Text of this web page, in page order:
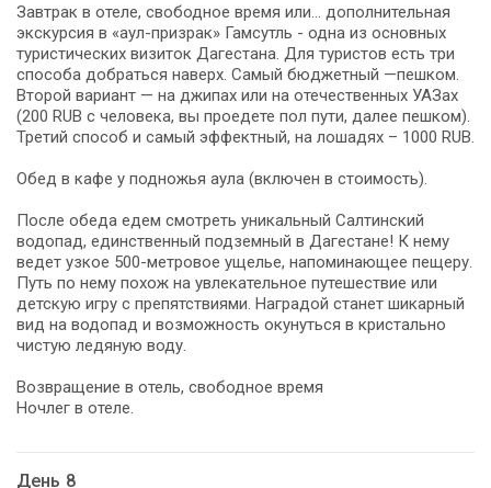
Завтрак в отеле, свободное время или... дополнительная
экскурсия в «аул-призрак» Гамсутль - одна из основных
туристических визиток Дагестана. Для туристов есть три
способа добраться наверх. Самый бюджетный —пешком.
Второй вариант — на джипах или на отечественных УАЗах
(200 RUB с человека, вы проедете пол пути, далее пешком).
Третий способ и самый эффектный, на лошадях – 1000 RUB.
Обед в кафе у подножья аула (включен в стоимость).
После обеда едем смотреть уникальный Салтинский
водопад, единственный подземный в Дагестане! К нему
ведет узкое 500-метровое ущелье, напоминающее пещеру.
Путь по нему похож на увлекательное путешествие или
детскую игру с препятствиями. Наградой станет шикарный
вид на водопад и возможность окунуться в кристально
чистую ледяную воду.
Возвращение в отель, свободное время
Ночлег в отеле.
День 8